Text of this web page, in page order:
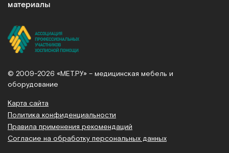
материалы
© 2009-2026 «МЕТ.РУ» – медицинская мебель и
оборудование
Карта сайта
Политика конфиденциальности
Правила применения рекомендаций
Согласие на обработку персональных данных